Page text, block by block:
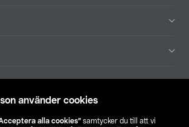
använder cookies
alla cookies” samtycker du till att vi